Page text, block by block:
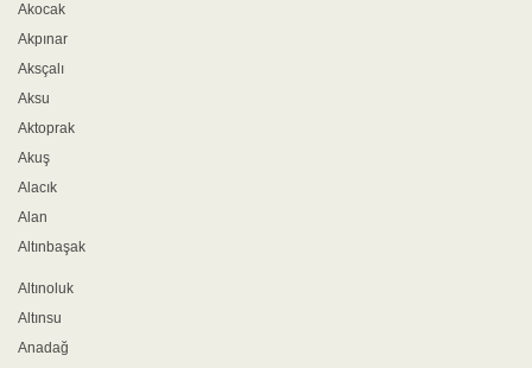
Akocak
Akpınar
Aksçalı
Aksu
Aktoprak
Akuş
Alacık
Alan
Altınbaşak
Altınoluk
Altınsu
Anadağ